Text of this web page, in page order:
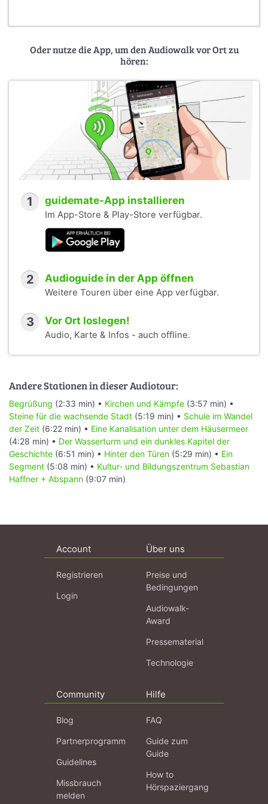
Oder nutze die App, um den Audiowalk vor Ort zu
hören:
1 guidemate-App installieren
Im App-Store & Play-Store verfügbar.
2 Audioguide in der App öffnen
Weitere Touren über eine App verfügbar.
3 Vor Ort loslegen!
Audio, Karte & Infos - auch offline.
Andere Stationen in dieser Audiotour:
Begrüßung (2:33 min) • Kirchen und Kämpfe (3:57 min) •
Steine für die wachsende Stadt (5:19 min) • Schule im Wandel
der Zeit (6:22 min) • Eine Kanalisation unter dem Häusermeer
(4:28 min) • Der Wasserturm und ein dunkles Kapitel der
Geschichte (6:51 min) • Hinter den Türen (5:29 min) • Ein
Segment (5:08 min) • Kultur- und Bildungszentrum Sebastian
Haffner + Abspann (9:07 min)
Account
Registrieren
Login
Über uns
Preise und
Bedingungen
Audiowalk-
Award
Pressematerial
Technologie
Community
Blog
Partnerprogramm
Guidelines
Missbrauch
melden
Hilfe
FAQ
Guide zum
Guide
How to
Hörspaziergang